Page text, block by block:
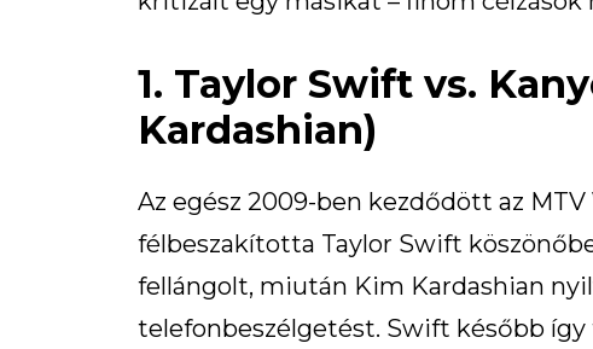
1. Taylor Swift vs.
Kardashian)
Az egész 2009-ben kezdődött az
félbeszakította Taylor Swift
fellángolt, miután Kim Kardashian
telefonbeszélgetést. Swift később így